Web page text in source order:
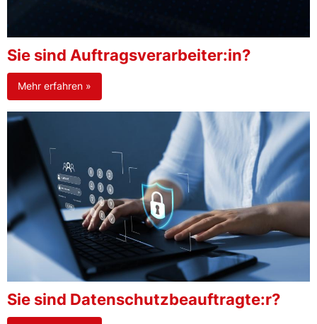
Sie sind Auftragsverarbeiter:in?
Mehr erfahren »
Sie sind Datenschutzbeauftragte:r?